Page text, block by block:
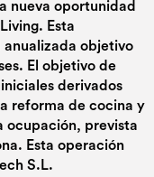
nueva oportunidad
Esta
objetivo
El objetivo de
derivados
reforma de cocina y
ocupación, prevista
Esta operación
S.L.